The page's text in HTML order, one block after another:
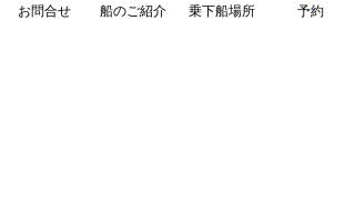
お問合せ 船のご紹介 乗下船場所 予約